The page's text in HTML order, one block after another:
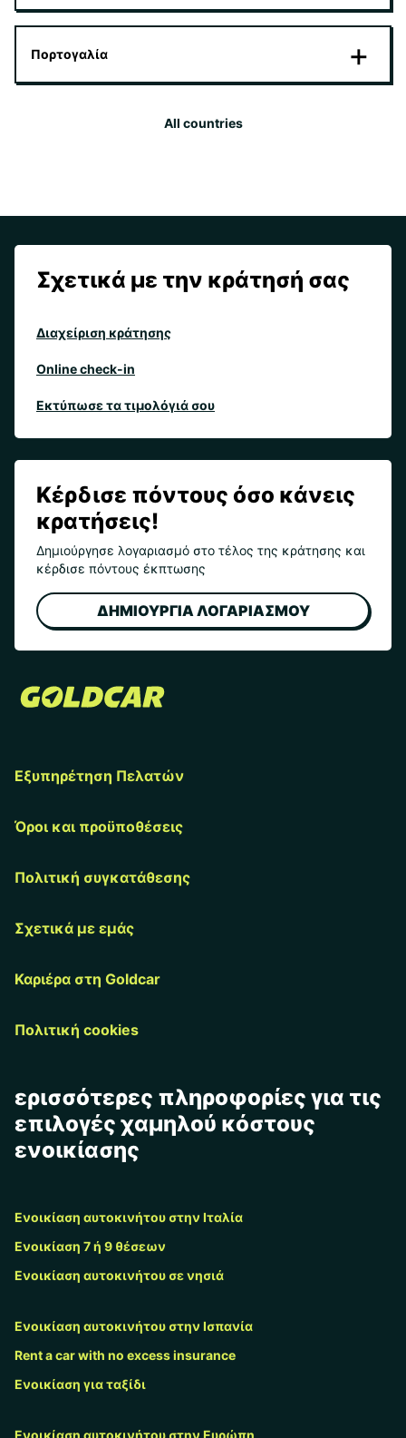
Πορτογαλία
All countries
Σχετικά με την κράτησή σας
Διαχείριση κράτησης
Online check-in
Εκτύπωσε τα τιμολόγιά σου
Κέρδισε πόντους όσο κάνεις
κρατήσεις!
Δημιούργησε λογαριασμό στο τέλος της κράτησης και
κέρδισε πόντους έκπτωσης
ΔΗΜΙΟΥΡΓΙΑ ΛΟΓΑΡΙΑΣΜΟΥ
Εξυπηρέτηση Πελατών
Όροι και προϋποθέσεις
Πολιτική συγκατάθεσης
Σχετικά με εμάς
Καριέρα στη Goldcar
Πολιτική cookies
ερισσότερες πληροφορίες για τις
επιλογές χαμηλού κόστους
ενοικίασης
Ενοικίαση αυτοκινήτου στην Ιταλία
Ενοικίαση 7 ή 9 θέσεων
Ενοικίαση αυτοκινήτου σε νησιά
Ενοικίαση αυτοκινήτου στην Ισπανία
Rent a car with no excess insurance
Ενοικίαση για ταξίδι